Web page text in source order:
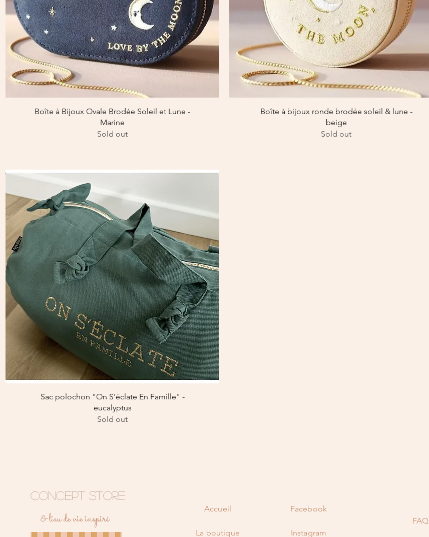
Aperçu rapide
Boîte à Bijoux Ovale Brodée Soleil et Lune -
Marine
Sold out
Aperçu rapide
Boîte à bijoux ronde brodée soleil & lune -
beige
Sold out
Aperçu rapide
Sac polochon "On S'éclate En Famille" -
eucalyptus
Sold out
CONCEPT STORE
& lieu de vie inspiré
Accueil
La boutique
Facebook
Instagram
FAQ